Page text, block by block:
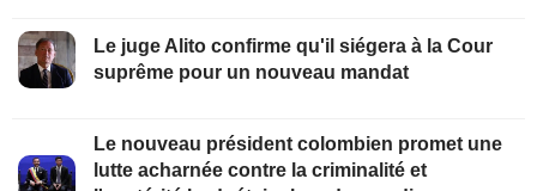
Le juge Alito confirme qu'il siégera à la Cour
suprême pour un nouveau mandat
Le nouveau président colombien promet une
lutte acharnée contre la criminalité et